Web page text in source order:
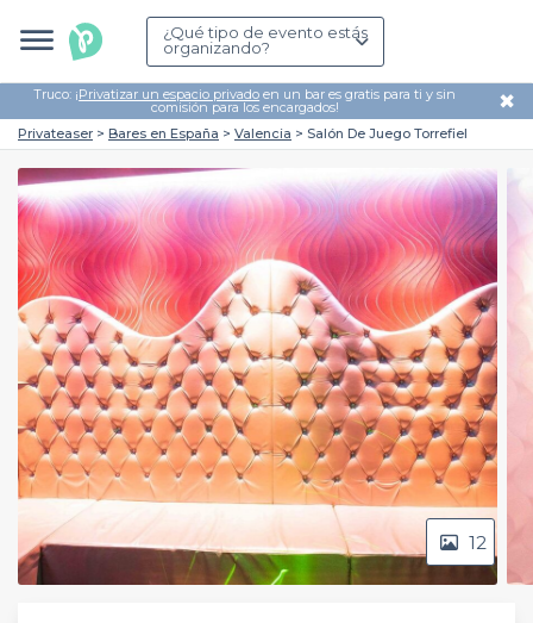
¿Qué tipo de evento estás
organizando?
Truco: ¡Privatizar un espacio privado en un bar es gratis para ti y sin
comisión para los encargados! ✖
Privateaser Bares en España Valencia Salón De Juego Torrefiel
12